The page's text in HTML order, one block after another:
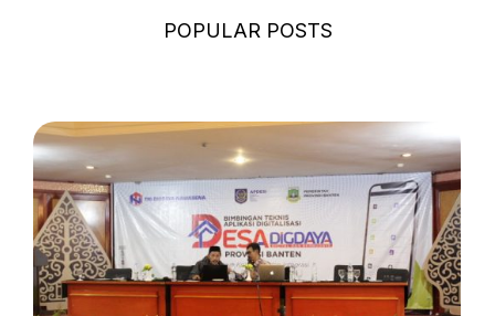
POPULAR POSTS